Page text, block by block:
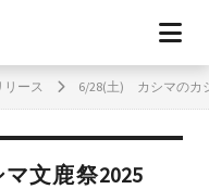
リース 6/28(土) カシマのカ
文鹿祭2025